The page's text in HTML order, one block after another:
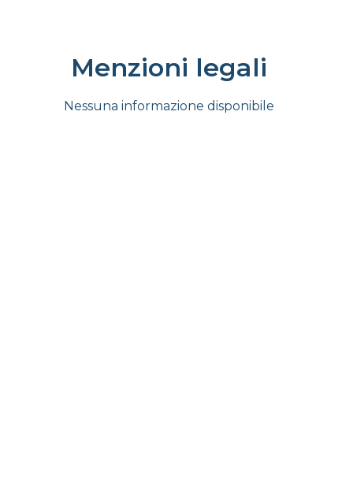
Menzioni legali
Nessuna informazione disponibile